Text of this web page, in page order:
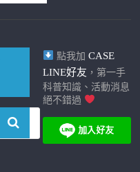
點我加 CASE
LINE好友 ，第一手
科普知識、活動消息
絕不錯過